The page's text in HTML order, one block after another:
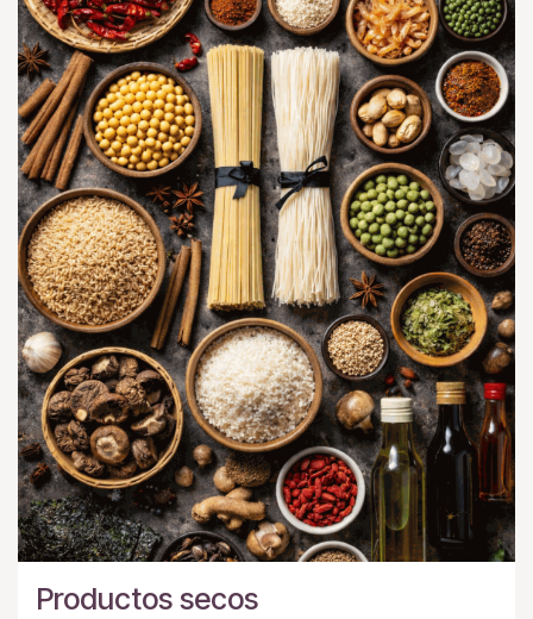
Productos secos